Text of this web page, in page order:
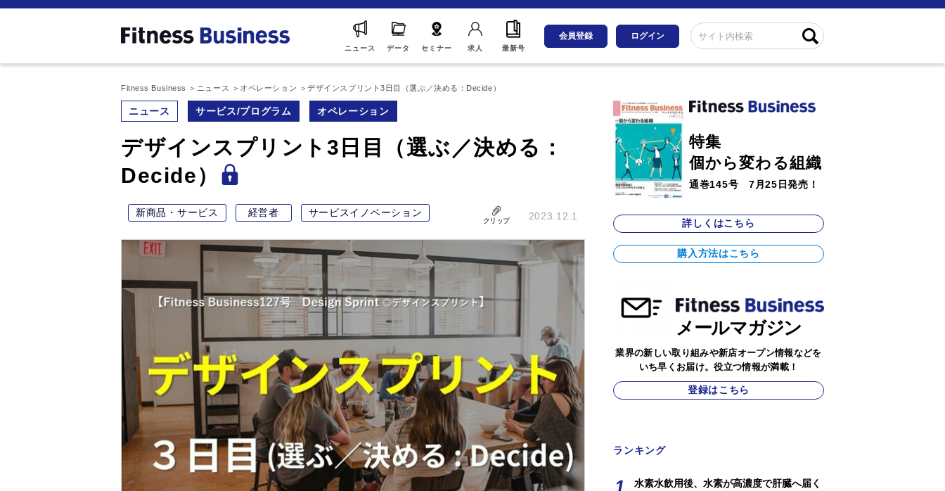
ニュース データ セミナー 求人 最新号
会員登録 ログイン
Fitness Business ニュース オペレーション デザインスプリント3日目（選ぶ／決める：Decide）
ニュース サービス/プログラム オペレーション
デザインスプリント3日目（選ぶ／決める：
Decide）
新商品・サービス 経営者 サービスイノベーション
クリップ 2023.12.1
特集
個から変わる組織
通巻145号 7月25日発売！
詳しくはこちら
購入方法はこちら
メールマガジン
業界の新しい取り組みや新店オープン情報などを
いち早くお届け。役立つ情報が満載！
登録はこちら
ランキング
水素水飲用後、水素が高濃度で肝臓へ届く